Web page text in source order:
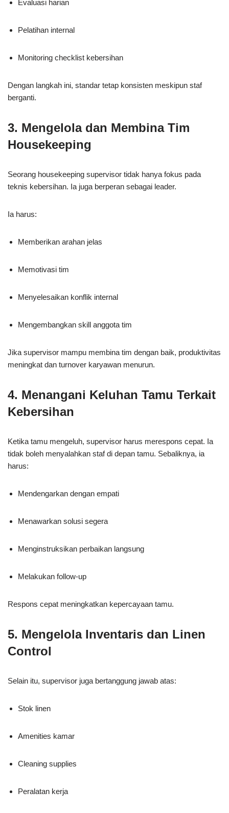
Evaluasi harian
Pelatihan internal
Monitoring checklist kebersihan
Dengan langkah ini, standar tetap konsisten meskipun staf
berganti.
3. Mengelola dan Membina Tim
Housekeeping
Seorang housekeeping supervisor tidak hanya fokus pada
teknis kebersihan. Ia juga berperan sebagai leader.
Ia harus:
Memberikan arahan jelas
Memotivasi tim
Menyelesaikan konflik internal
Mengembangkan skill anggota tim
Jika supervisor mampu membina tim dengan baik, produktivitas
meningkat dan turnover karyawan menurun.
4. Menangani Keluhan Tamu Terkait
Kebersihan
Ketika tamu mengeluh, supervisor harus merespons cepat. Ia
tidak boleh menyalahkan staf di depan tamu. Sebaliknya, ia
harus:
Mendengarkan dengan empati
Menawarkan solusi segera
Menginstruksikan perbaikan langsung
Melakukan follow-up
Respons cepat meningkatkan kepercayaan tamu.
5. Mengelola Inventaris dan Linen
Control
Selain itu, supervisor juga bertanggung jawab atas:
Stok linen
Amenities kamar
Cleaning supplies
Peralatan kerja